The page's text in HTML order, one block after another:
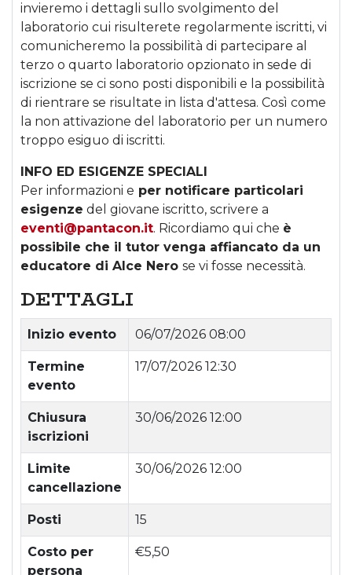
invieremo i dettagli sullo svolgimento del
laboratorio cui risulterete regolarmente iscritti, vi
comunicheremo la possibilità di partecipare al
terzo o quarto laboratorio opzionato in sede di
iscrizione se ci sono posti disponibili e la possibilità
di rientrare se risultate in lista d'attesa. Così come
la non attivazione del laboratorio per un numero
troppo esiguo di iscritti.
INFO ED ESIGENZE SPECIALI
Per informazioni e per notificare particolari
esigenze del giovane iscritto, scrivere a
eventi@pantacon.it. Ricordiamo qui che è
possibile che il tutor venga affiancato da un
educatore di Alce Nero se vi fosse necessità.
DETTAGLI
Inizio evento 06/07/2026 08:00
Termine
evento
17/07/2026 12:30
Chiusura
iscrizioni
30/06/2026 12:00
Limite
cancellazione
30/06/2026 12:00
Posti 15
Costo per
persona
€5,50